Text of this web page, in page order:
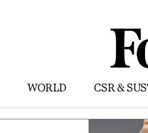
WORLD CSR &